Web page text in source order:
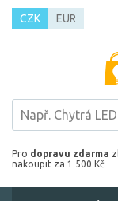
CZK EUR
Pro dopravu zdarma
nakoupit za 1 500 Kč